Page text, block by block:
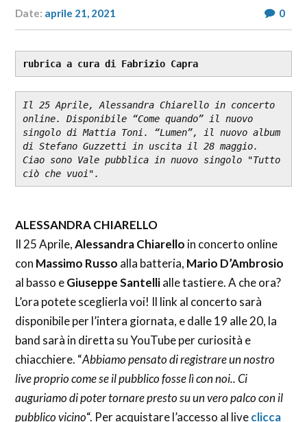
Date: aprile 21, 2021
&
Glamour
News
0
rubrica a cura di Fabrizio Capra
Il 25 Aprile, Alessandra Chiarello in concerto
online. Disponibile “Come quando” il nuovo
singolo di Mattia Toni. “Lumen”, il nuovo album
di Stefano Guzzetti in uscita il 28 maggio.
Ciao sono Vale pubblica in nuovo singolo "Tutto
ciò che vuoi".
ALESSANDRA CHIARELLO
Il 25 Aprile,Alessandra Chiarello in concerto online
con Massimo Russo alla batteria, Mario D’Ambrosio
al basso eGiuseppe Santellialle tastiere. A che ora?
L’ora potete sceglierla voi! Il link al concerto sarà
disponibile per l’intera giornata, e dalle 19 alle 20, la
band sarà in diretta su YouTube per curiosità e
chiacchiere. “Abbiamo pensato di registrare un nostro
live proprio come se il pubblico fosse lì con noi.. Ci
auguriamo di poter tornare presto su un vero palco con il
pubblico vicino“. Per acquistare l’accesso al liveclicca